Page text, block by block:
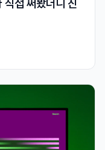
접 써봤더니 진